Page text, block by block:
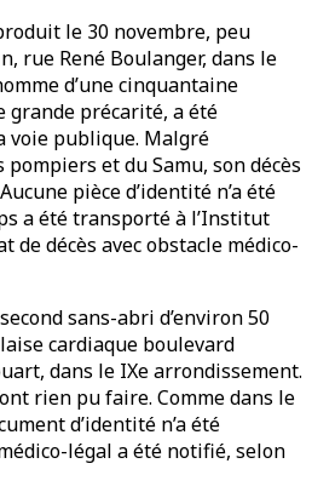
le 30 novembre, peu
rue René Boulanger, dans le
d’une cinquantaine
grande précarité, a été
voie publique. Malgré
et du Samu, son décès
pièce d’identité n’a été
a été transporté à l’Institut
de décès avec obstacle médico-
sans-abri d’environ 50
cardiaque boulevard
dans le IXe arrondissement.
rien pu faire. Comme dans le
d’identité n’a été
légal a été notifié, selon